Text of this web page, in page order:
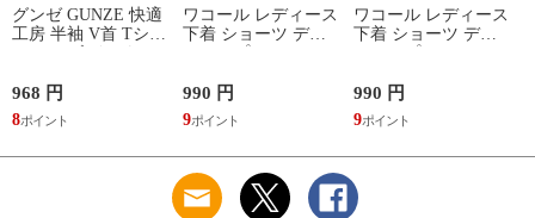
グンゼ GUNZE 快適
工房 半袖 V首 Tシャ
本製 抗菌防臭
968 円
8
ワコール レディース
下着 ショーツ ディ
スタンダード ノーマ
ルショーツ ML
Wacoal
990 円
9
ワコール レディース
下着 ショーツ ディ
スタンダード ノーマ
ルショーツ ML
Wacoal
990 円
9